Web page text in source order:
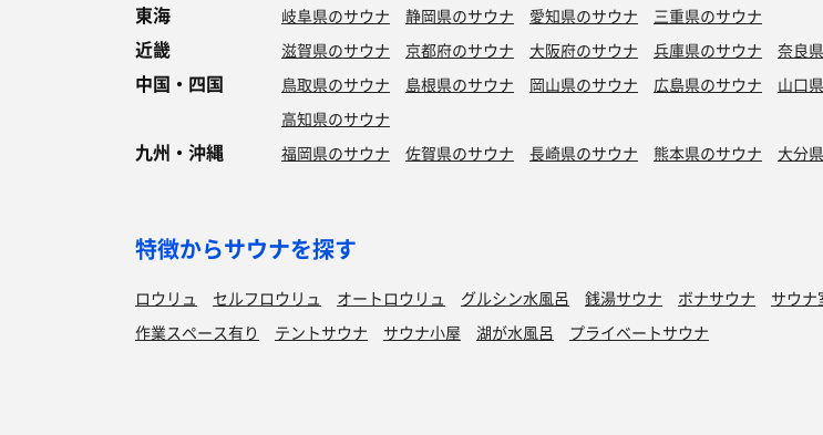
東海 岐阜県のサウナ 静岡県のサウナ 愛知県のサウナ 三重県のサウナ
近畿 滋賀県のサウナ 京都府のサウナ 大阪府のサウナ 兵庫県のサウナ 奈良
中国・四国 鳥取県のサウナ 島根県のサウナ 岡山県のサウナ 広島県のサウナ 山口
高知県のサウナ
九州・沖縄 福岡県のサウナ 佐賀県のサウナ 長崎県のサウナ 熊本県のサウナ 大分
特徴からサウナを探す
ロウリュ セルフロウリュ オートロウリュ グルシン水風呂 銭湯サウナ ボナサウナ サウナ
作業スペース有り
テントサウナ サウナ小屋 湖が水風呂 プライベートサウナ